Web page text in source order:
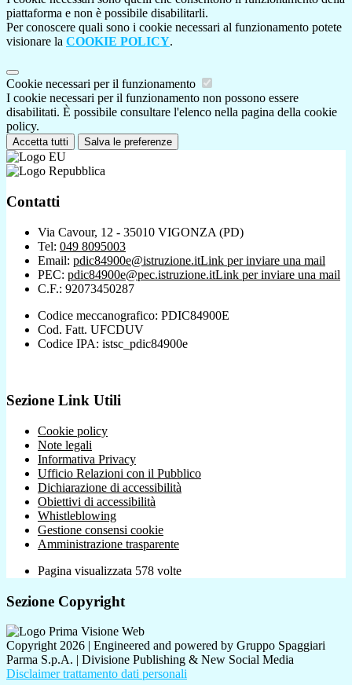
piattaforma e non è possibile disabilitarli.
Per conoscere quali sono i cookie necessari al funzionamento potete
visionare la COOKIE POLICY.
Cookie necessari per il funzionamento
I cookie necessari per il funzionamento non possono essere
disabilitati. È possibile consultare l'elenco nella pagina della cookie
policy.
Accetta tutti Salva le preferenze
Contatti
Via Cavour, 12 - 35010 VIGONZA (PD)
Tel: 049 8095003
Email: pdic84900e@istruzione.itLink per inviare una mail
PEC: pdic84900e@pec.istruzione.itLink per inviare una mail
C.F.: 92073450287
Codice meccanografico: PDIC84900E
Cod. Fatt. UFCDUV
Codice IPA: istsc_pdic84900e
Sezione Link Utili
Cookie policy
Note legali
Informativa Privacy
Ufficio Relazioni con il Pubblico
Dichiarazione di accessibilità
Obiettivi di accessibilità
Whistleblowing
Gestione consensi cookie
Amministrazione trasparente
Pagina visualizzata 578 volte
Sezione Copyright
Copyright 2026 | Engineered and powered by Gruppo Spaggiari
Parma S.p.A. | Divisione Publishing & New Social Media
Disclaimer trattamento dati personali